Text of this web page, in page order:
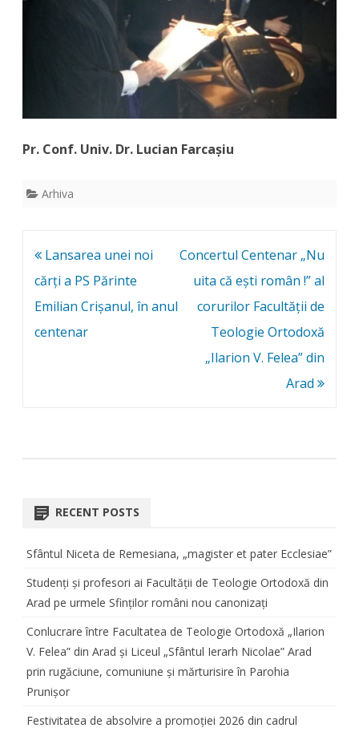
Pr. Conf. Univ. Dr. Lucian Farcașiu
Arhiva
Post
navigation
Lansarea unei noi
cărți a PS Părinte
Emilian Crișanul, în anul
centenar
Concertul Centenar „Nu
uita că ești român !” al
corurilor Facultății de
Teologie Ortodoxă
„Ilarion V. Felea” din
Arad
RECENT POSTS
Sfântul Niceta de Remesiana, „magister et pater Ecclesiae”
Studenți și profesori ai Facultății de Teologie Ortodoxă din
Arad pe urmele Sfinților români nou canonizați
Conlucrare între Facultatea de Teologie Ortodoxă „Ilarion
V. Felea” din Arad și Liceul „Sfântul Ierarh Nicolae” Arad
prin rugăciune, comuniune și mărturisire în Parohia
Prunișor
Festivitatea de absolvire a promoției 2026 din cadrul